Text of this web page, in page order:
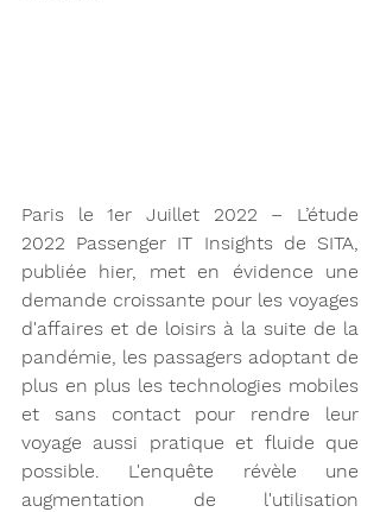
Paris le 1er Juillet 2022 – L’étude
2022 Passenger IT Insights de SITA,
publiée hier, met en évidence une
demande croissante pour les voyages
d'affaires et de loisirs à la suite de la
pandémie, les passagers adoptant de
plus en plus les technologies mobiles
et sans contact pour rendre leur
voyage aussi pratique et fluide que
possible. L'enquête révèle une
augmentation de l'utilisation